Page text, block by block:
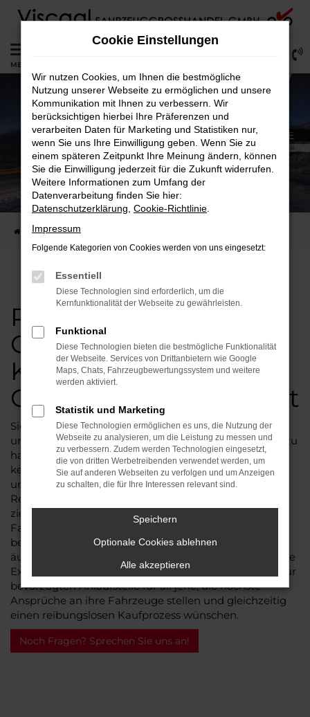
Zum
springen
MENÜ
Startseite Peugeot Reimport
Peugeot Reimport:
Geld sparen ohne
Kompromisse bei
Qualität und Sicherheit
Sie sind auf der Suche nach einem neuen Fahrzeug
und haben den Wunsch, sowohl finanziell vernünftig zu
handeln als auch in Sachen Qualität und Sicherheit
keine Kompromisse einzugehen? Dann sollten Sie
unbedingt die attraktiven Optionen der Peugeot
Reimporte und EU-Fahrzeuge von Viscaal in Betracht
ziehen. Als anerkannter Experte auf dem Gebiet der
Fahrzeugbeschaffung bieten wir Ihnen eine
beeindruckende Auswahl an Möglichkeiten und
äußerst vorteilhaften Bedingungen. Unsere langjährige
Expertise als Großhändler für Reimporte macht uns zur
bevorzugten Anlaufstelle für all jene, die höchste
Ansprüche an ihre Fahrzeuge stellen und gleichzeitig
einen reibungslosen Kaufprozess wünschen.
Noch Fragen? Sprechen Sie uns an!
Cookie Einstellungen
Wir nutzen Cookies, um Ihnen die bestmögliche
Nutzung unserer Webseite zu ermöglichen und unsere
Kommunikation mit Ihnen zu verbessern. Wir
berücksichtigen hierbei Ihre Präferenzen und
verarbeiten Daten für Marketing und Statistiken nur,
wenn Sie uns Ihre Einwilligung geben. Wenn Sie zu
einem späteren Zeitpunkt Ihre Meinung ändern, können
Sie die Einwilligung jederzeit für die Zukunft widerrufen.
Weitere Informationen zum Umfang der
Datenverarbeitung finden Sie hier:
Datenschutzerklärung Cookie-Richtlinie
Impressum
Folgende Kategorien von Cookies werden von uns eingesetzt:
Essentiell
Diese Technologien sind erforderlich, um die
Kernfunktionalität der Webseite zu gewährleisten.
Funktional
Diese Technologien bieten die bestmögliche Funktionalität
der Webseite. Services von Drittanbietern wie Google
Maps, Chats, Fahrzeugbewertungssystem und weitere
werden aktiviert.
Statistik und Marketing
Diese Technologien ermöglichen es uns, die Nutzung der
Webseite zu analysieren, um die Leistung zu messen und
zu verbessern. Zudem werden Technologien eingesetzt,
die von dritten Werbetreibenden verwendet werden, um
Sie auf anderen Webseiten zu verfolgen und um Anzeigen
zu schalten, die für Ihre Interessen relevant sind.
Speichern
Optionale Cookies ablehnen
Alle akzeptieren